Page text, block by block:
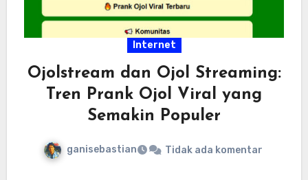
Internet
Ojolstream dan Ojol Streaming:
Tren Prank Ojol Viral yang
Semakin Populer
ganisebastian Tidak ada komentar